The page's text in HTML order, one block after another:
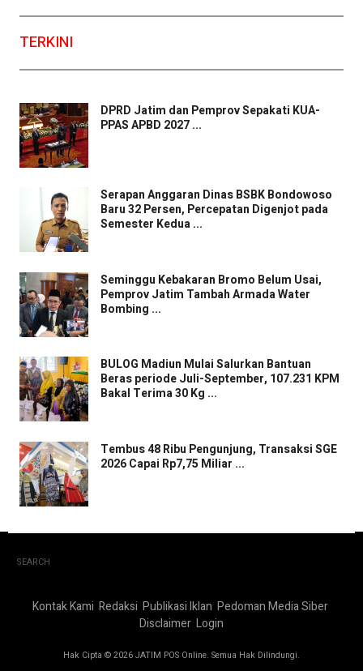
TERKINI
DPRD Jatim dan Pemprov Sepakati KUA-
PPAS APBD 2027 ...
Serapan Anggaran Dinas BSBK Bondowoso
Baru 32 Persen, Percepatan Digenjot pada
Semester Kedua ...
Seminggu Kebakaran Bromo Belum Usai,
Pemprov Jatim Tambah Armada Water
Bombing ...
BULOG Madiun Mulai Salurkan Bantuan
Beras periode Juli-September, 107.231 KPM
Bakal Terima 30 Kg ...
Tembus 48 Ribu Pengunjung, Transaksi SGE
2026 Capai Rp7,75 Miliar ...
SEARCH
Kontak Kami Redaksi Publikasi Iklan Pedoman Media Siber
Disclaimer Login
Hak Cipta © 2026 JATIM POS Online. Semua Hak Dilindungi.